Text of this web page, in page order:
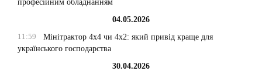
професійним обладнанням
04.05.2026
11:59
Мінітрактор 4х4 чи 4х2: який привід краще для
українського господарства
30.04.2026